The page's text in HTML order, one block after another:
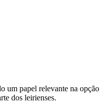
um papel relevante na opção
dos leirienses.